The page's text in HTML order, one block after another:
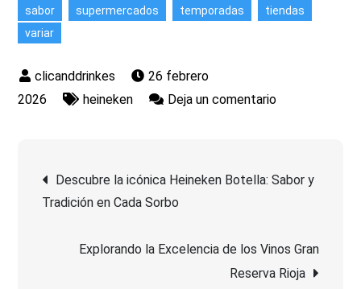
sabor
supermercados temporadas
tiendas
variar
26 febrero
2026
heineken Deja un comentarioen
de
Cerveza
de
Navegación
de
entradas
Descubre la icónica Heineken Botella: Sabor y
Tradición en Cada Sorbo
Explorando la Excelencia de los Vinos Gran
Reserva Rioja